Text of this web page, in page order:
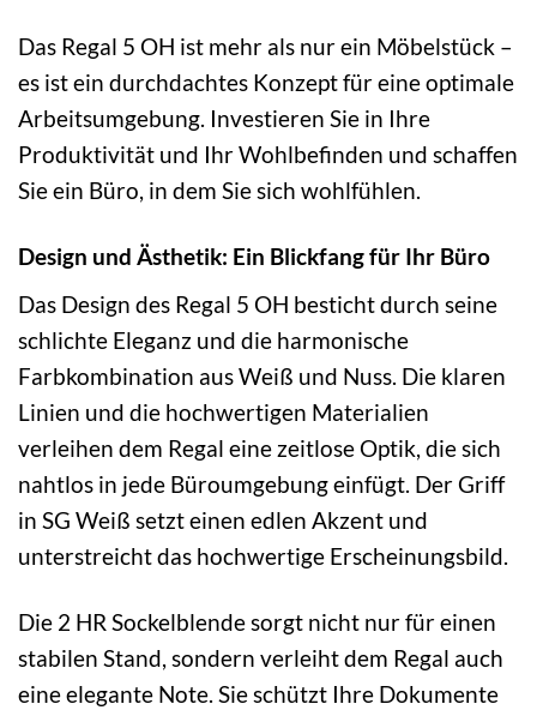
Das Regal 5 OH ist mehr als nur ein Möbelstück –
es ist ein durchdachtes Konzept für eine optimale
Arbeitsumgebung. Investieren Sie in Ihre
Produktivität und Ihr Wohlbefinden und schaffen
Sie ein Büro, in dem Sie sich wohlfühlen.
Design und Ästhetik: Ein Blickfang für Ihr Büro
Das Design des Regal 5 OH besticht durch seine
schlichte Eleganz und die harmonische
Farbkombination aus Weiß und Nuss. Die klaren
Linien und die hochwertigen Materialien
verleihen dem Regal eine zeitlose Optik, die sich
nahtlos in jede Büroumgebung einfügt. Der Griff
in SG Weiß setzt einen edlen Akzent und
unterstreicht das hochwertige Erscheinungsbild.
Die 2 HR Sockelblende sorgt nicht nur für einen
stabilen Stand, sondern verleiht dem Regal auch
eine elegante Note. Sie schützt Ihre Dokumente